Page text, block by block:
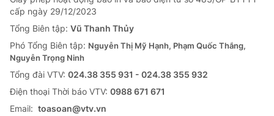
Sản phẩm
Thị trường
Tư vấn
Lịch phát sóng
Chuyên mục khác
Emagazine
cấp ngày 29/12/2023
Tổng Biên tập: Vũ Thanh Thủy
Phó Tổng Biên tập: Nguyễn Thị Mỹ Hạnh, Phạm Quốc Thắng,
Nguyễn Trọng Ninh
Tổng đài VTV: 024.38 355 931 - 024.38 355 932
Ðiện thoại Thời báo VTV: 0988 671 671
Email: toasoan@vtv.vn